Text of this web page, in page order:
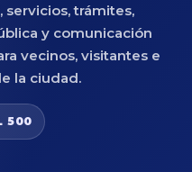
servicios, trámites,
y comunicación
vecinos, visitantes e
la ciudad.
500